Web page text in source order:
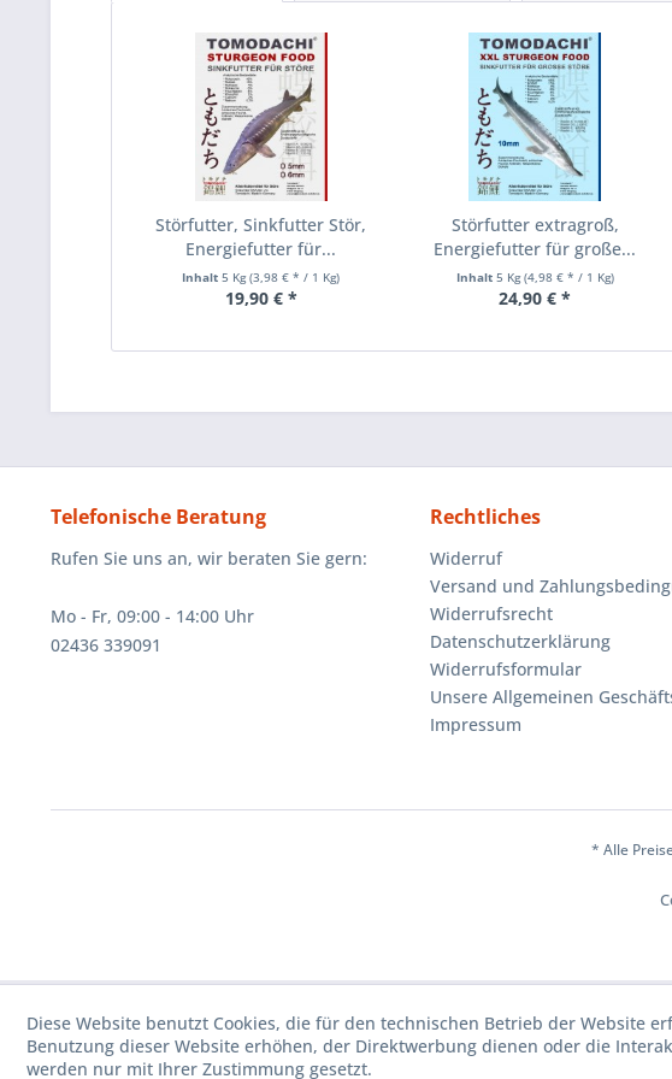
Störfutter, Sinkfutter Stör,
Energiefutter für...
Inhalt5 Kg(3,98 € * / 1 Kg)
19,90 € *
Störfutter extragroß,
Energiefutter für große...
Inhalt 5 Kg(4,98 € * / 1 Kg)
24,90 € *
Telefonische Beratung
Rufen Sie uns an, wir beraten Sie gern:
Mo - Fr, 09:00 - 14:00 Uhr
02436 339091
Rechtliches
Widerruf
Versand und
Widerrufsrecht
Datenschutzerklärung
Widerrufsformular
Unsere Allgemeinen
Impressum
* Alle
Diese Website benutzt Cookies, die für den technischen Betrieb der Website
Benutzung dieser Website erhöhen, der Direktwerbung dienen oder die
werden nur mit Ihrer Zustimmung gesetzt.